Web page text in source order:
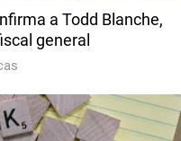
a Todd Blanche,
general